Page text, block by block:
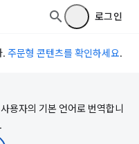
로그인
. 주문형 콘텐츠를 확인하세요.
용자의 기본 언어로 번역합니